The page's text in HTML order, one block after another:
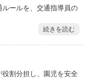
ルールを、交通指導員の
続きを読む
割分担し、園児を安全